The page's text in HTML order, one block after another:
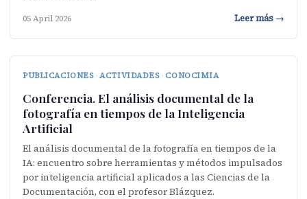
05 April 2026 Leer más →
PUBLICACIONES · ACTIVIDADES · CONOCIMIA
Conferencia. El análisis documental de la
fotografía en tiempos de la Inteligencia
Artificial
El análisis documental de la fotografía en tiempos de la
IA: encuentro sobre herramientas y métodos impulsados
por inteligencia artificial aplicados a las Ciencias de la
Documentación, con el profesor Blázquez.